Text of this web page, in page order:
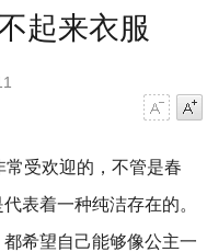
起来衣服
受欢迎的，不管是春
表着一种纯洁存在的。
希望自己能够像公主一